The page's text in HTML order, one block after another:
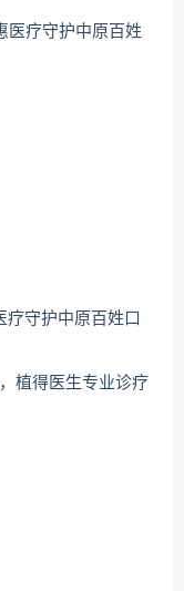
疗守护中原百姓口